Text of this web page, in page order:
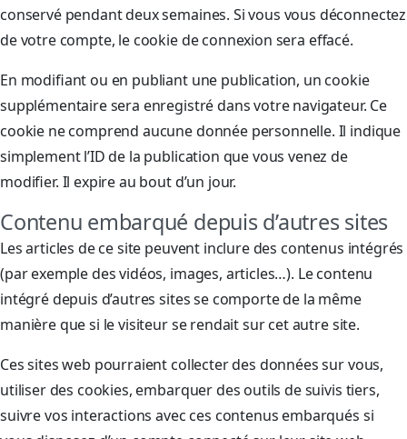
conservé pendant deux semaines. Si vous vous déconnectez
de votre compte, le cookie de connexion sera effacé.
En modifiant ou en publiant une publication, un cookie
supplémentaire sera enregistré dans votre navigateur. Ce
cookie ne comprend aucune donnée personnelle. Il indique
simplement l’ID de la publication que vous venez de
modifier. Il expire au bout d’un jour.
Contenu embarqué depuis d’autres sites
Les articles de ce site peuvent inclure des contenus intégrés
(par exemple des vidéos, images, articles…). Le contenu
intégré depuis d’autres sites se comporte de la même
manière que si le visiteur se rendait sur cet autre site.
Ces sites web pourraient collecter des données sur vous,
utiliser des cookies, embarquer des outils de suivis tiers,
suivre vos interactions avec ces contenus embarqués si